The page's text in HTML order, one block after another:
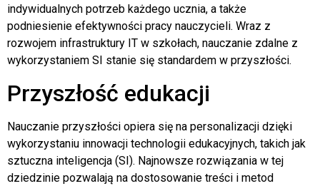
indywidualnych potrzeb każdego ucznia, a także
podniesienie efektywności pracy nauczycieli. Wraz z
rozwojem infrastruktury IT w szkołach, nauczanie zdalne z
wykorzystaniem SI stanie się standardem w przyszłości.
Przyszłość edukacji
Nauczanie przyszłości opiera się na personalizacji dzięki
wykorzystaniu innowacji technologii edukacyjnych, takich jak
sztuczna inteligencja (SI). Najnowsze rozwiązania w tej
dziedzinie pozwalają na dostosowanie treści i metod